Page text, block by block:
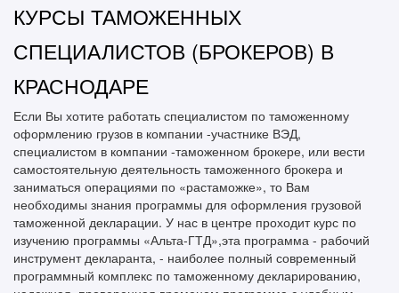
КУРСЫ ТАМОЖЕННЫХ
СПЕЦИАЛИСТОВ (БРОКЕРОВ) В
КРАСНОДАРЕ
Если Вы хотите работать специалистом по таможенному
оформлению грузов в компании -участнике ВЭД,
специалистом в компании -таможенном брокере, или вести
самостоятельную деятельность таможенного брокера и
заниматься операциями по «растаможке», то Вам
необходимы знания программы для оформления грузовой
таможенной декларации. У нас в центре проходит курс по
изучению программы «Альта-ГТД»,эта программа - рабочий
инструмент декларанта, - наиболее полный современный
программный комплекс по таможенному декларированию,